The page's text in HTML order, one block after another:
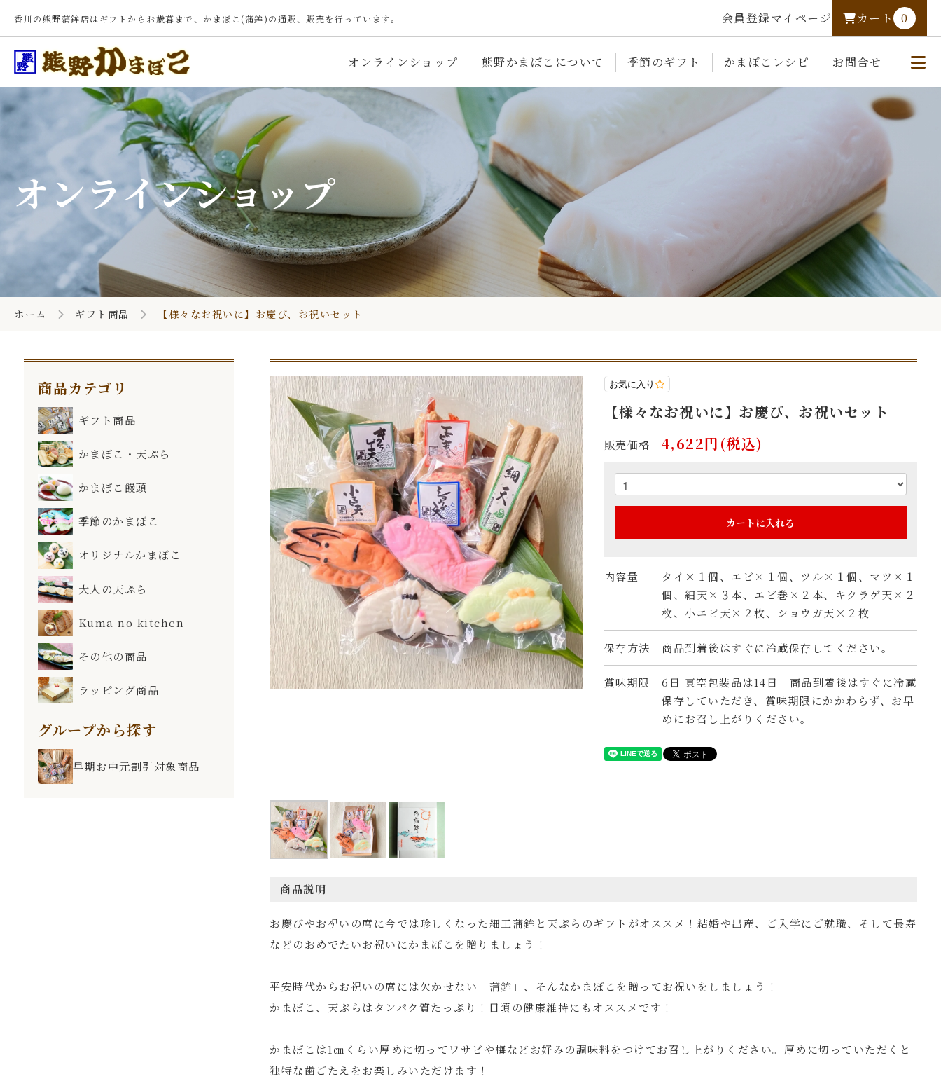
香川の熊野蒲鉾店はギフトからお歳暮まで、かまぼこ(蒲鉾)の通販、販売を行っています。 会員登録マイページ カート 0
オンラインショップ 熊野かまぼこについて 季節のギフト かまぼこレシピ お問合せ
ホーム オンラインショップ
季節のギフト かまぼこレシピ カートを見る
マイページ ログイン
オンラインショップ
ホーム ギフト商品 【様々なお祝いに】お慶び、お祝いセット
お気に入り
【様々なお祝いに】お慶び、お祝いセット
販売価格 4,622円(税込)
カートに入れる
内容量
タイ×１個、エビ×１個、ツル×１個、マツ×１
個、細天×３本、エビ巻×２本、キクラゲ天×２
枚、小エビ天×２枚、ショウガ天×２枚
保存方法 商品到着後はすぐに冷蔵保存してください。
賞味期限
6日 真空包装品は14日 商品到着後はすぐに冷蔵
保存していただき、賞味期限にかかわらず、お早
めにお召し上がりください。
商品説明
お慶びやお祝いの席に今では珍しくなった細工蒲鉾と天ぷらのギフトがオススメ！結婚や出産、ご入学にご就職、そして長寿
などのおめでたいお祝いにかまぼこを贈りましょう！
平安時代からお祝いの席には欠かせない「蒲鉾」、そんなかまぼこを贈ってお祝いをしましょう！
かまぼこ、天ぷらはタンパク質たっぷり！日頃の健康維持にもオススメです！
かまぼこは1㎝くらい厚めに切ってワサビや梅などお好みの調味料をつけてお召し上がりください。厚めに切っていただくと
独特な歯ごたえをお楽しみいただけます！
商品カテゴリ
ギフト商品
かまぼこ・天ぷら
かまぼこ饅頭
季節のかまぼこ
オリジナルかまぼこ
大人の天ぷら
Kuma no kitchen
その他の商品
ラッピング商品
グループから探す
早期お中元割引対象商品